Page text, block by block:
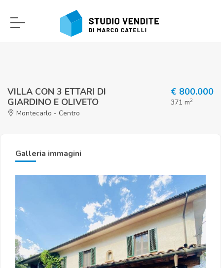
VILLA CON 3 ETTARI DI
GIARDINO E OLIVETO
Montecarlo - Centro
€ 800.000
371 m2
Galleria immagini